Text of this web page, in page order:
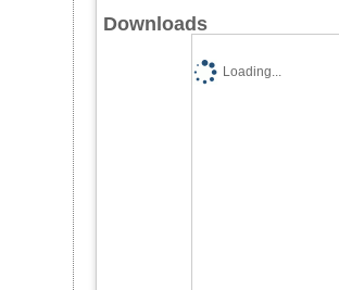
Downloads
Loading...